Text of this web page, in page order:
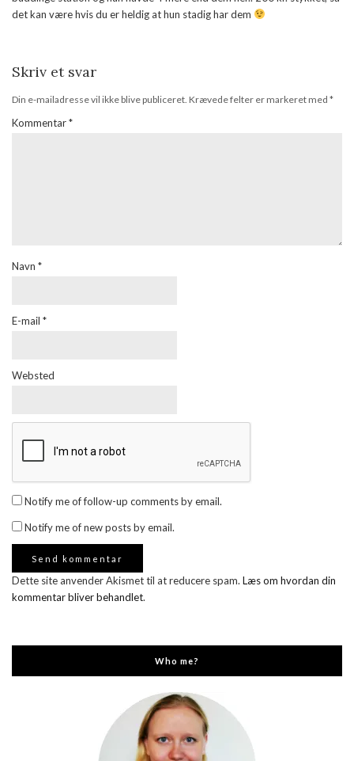
det kan være hvis du er heldig at hun stadig har dem
Skriv et svar
Din e-mailadresse vil ikke blive publiceret. Krævede felter er markeret med *
Kommentar*
Navn *
E-mail *
Websted
Notify me of follow-up comments by email.
Notify me of new posts by email.
Dette site anvender Akismet til at reducere spam. Læs om hvordan din
kommentar bliver behandlet.
Who me?